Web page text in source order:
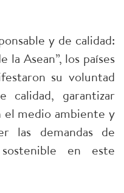
y de calidad:
Asean”, los países
su voluntad
calidad, garantizar
el medio ambiente y
las demandas de
en este